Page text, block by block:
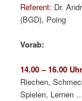
Referent: Dr.
(BGD), Poing
Vorab:
14.00 – 16.00
Riechen,
Spielen, Lernen